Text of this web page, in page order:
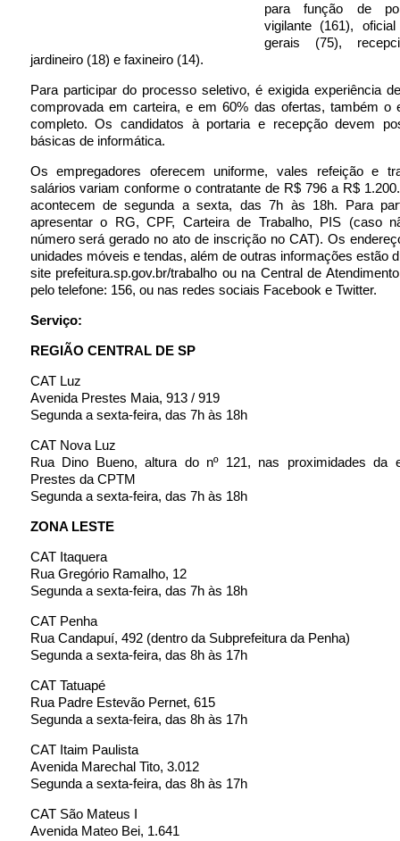
para função de
vigilante (161),
gerais (75),
jardineiro (18) e faxineiro (14).
Para participar do processo seletivo, é exigida experiência
comprovada em carteira, e em 60% das ofertas, também o
completo. Os candidatos à portaria e recepção devem
básicas de informática.
Os empregadores oferecem uniforme, vales refeição e
salários variam conforme o contratante de R$ 796 a R$
acontecem de segunda a sexta, das 7h às 18h. Para
apresentar o RG, CPF, Carteira de Trabalho, PIS (caso
número será gerado no ato de inscrição no CAT). Os
unidades móveis e tendas, além de outras informações estão
site prefeitura.sp.gov.br/trabalho ou na Central de
pelo telefone: 156, ou nas redes sociais Facebook e Twitter.
Serviço:
REGIÃO CENTRAL DE SP
CAT Luz
Avenida Prestes Maia, 913 / 919
Segunda a sexta-feira, das 7h às 18h
CAT Nova Luz
Rua Dino Bueno, altura do nº 121, nas proximidades da
Prestes da CPTM
Segunda a sexta-feira, das 7h às 18h
ZONA LESTE
CAT Itaquera
Rua Gregório Ramalho, 12
Segunda a sexta-feira, das 7h às 18h
CAT Penha
Rua Candapuí, 492 (dentro da Subprefeitura da Penha)
Segunda a sexta-feira, das 8h às 17h
CAT Tatuapé
Rua Padre Estevão Pernet, 615
Segunda a sexta-feira, das 8h às 17h
CAT Itaim Paulista
Avenida Marechal Tito, 3.012
Segunda a sexta-feira, das 8h às 17h
CAT São Mateus I
Avenida Mateo Bei, 1.641